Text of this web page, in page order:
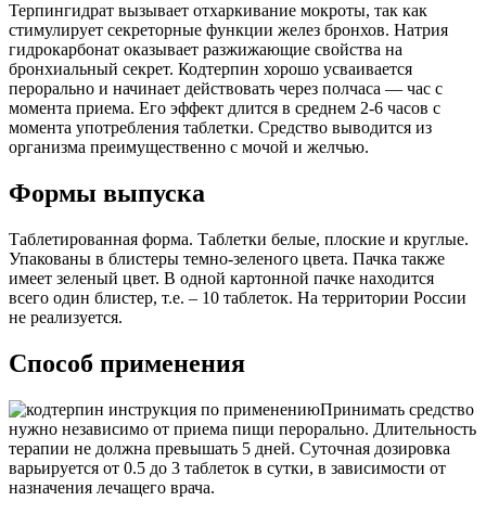
Терпингидрат вызывает отхаркивание мокроты, так как
стимулирует секреторные функции желез бронхов. Натрия
гидрокарбонат оказывает разжижающие свойства на
бронхиальный секрет. Кодтерпин хорошо усваивается
перорально и начинает действовать через полчаса — час с
момента приема. Его эффект длится в среднем 2-6 часов с
момента употребления таблетки. Средство выводится из
организма преимущественно с мочой и желчью.
Формы выпуска
Таблетированная форма. Таблетки белые, плоские и круглые.
Упакованы в блистеры темно-зеленого цвета. Пачка также
имеет зеленый цвет. В одной картонной пачке находится
всего один блистер, т.е. – 10 таблеток. На территории России
не реализуется.
Способ применения
Принимать средство
нужно независимо от приема пищи перорально. Длительность
терапии не должна превышать 5 дней. Суточная дозировка
варьируется от 0.5 до 3 таблеток в сутки, в зависимости от
назначения лечащего врача.